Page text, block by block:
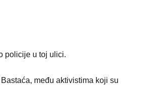
policije u toj ulici.
među aktivistima koji su